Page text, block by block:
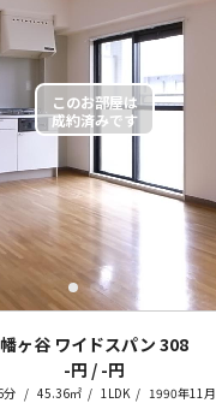
幡ヶ谷 ワイドスパン 308
-円 / -円
分 45.36㎡ 1LDK 1990年11月